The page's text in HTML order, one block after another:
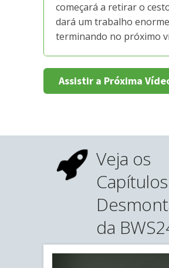
começará a retirar o
dará um trabalho
terminando no próximo
Assistir a Próxima
Veja os
da